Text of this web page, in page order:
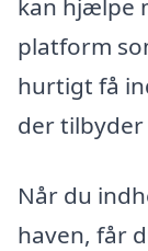
kan hjælpe
platform
hurtigt få
der
Når du
haven, får